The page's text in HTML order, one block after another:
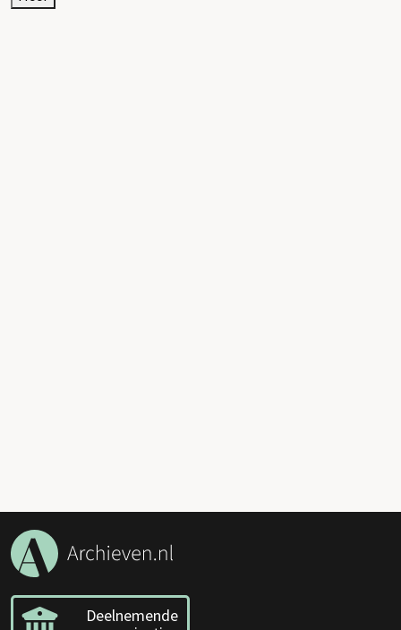
Deelnemende